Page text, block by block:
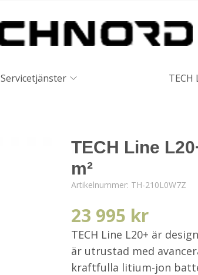
Servicetjänster TECH
TECH Line
m²
Artikelnummer: TH-210L0W7Z
23 995 kr
TECH Line L20+ är
är utrustad med
kraftfulla litium-jon